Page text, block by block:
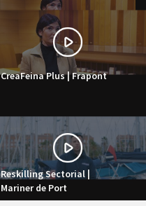
CreaFeina Plus | Frapont
Reskilling Sectorial |
Mariner de Port